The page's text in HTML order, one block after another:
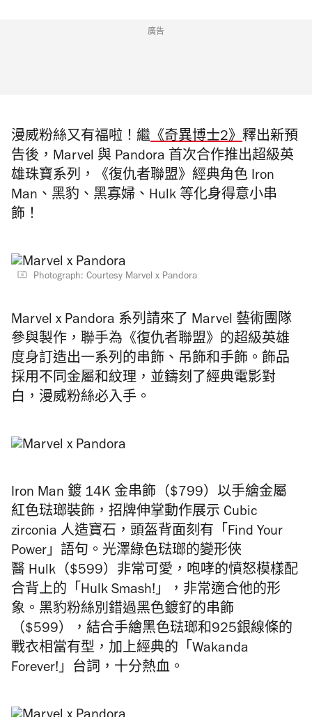
廣告
漫威粉絲又有福啦！繼《奇異博士2》釋出新預
告後，Marvel 與 Pandora 首次合作推出超級英
雄珠寶系列，《復仇者聯盟》經典角色 Iron
Man、黑豹、黑寡婦、Hulk 等化身得意小串
飾！
Photograph: Courtesy Marvel x Pandora
Marvel x Pandora 系列請來了 Marvel 藝術團隊
參與製作，聯手為《復仇者聯盟》的超級英雄
度身訂造出一系列的串飾、吊飾和手飾。飾品
採用不同金屬和紋理，並鑄刻了經典電影對
白，漫威粉絲必入手。
Iron Man 鍍 14K 金串飾（$799）以手繪金屬
紅色琺瑯裝飾，招牌伸掌動作展示 Cubic
zirconia 人造寶石，頭盔背面刻有「Find Your
Power」語句。光澤綠色琺瑯的變形俠
醫 Hulk（$599）非常可愛，咆哮的憤怒模樣配
合背上的「Hulk Smash!」，非常適合他的形
象。黑豹粉絲別錯過黑色鍍釕的串飾
（$599），結合手繪黑色琺瑯和925銀線條的
戰衣相當有型，加上經典的「Wakanda
Forever!」台詞，十分熱血。